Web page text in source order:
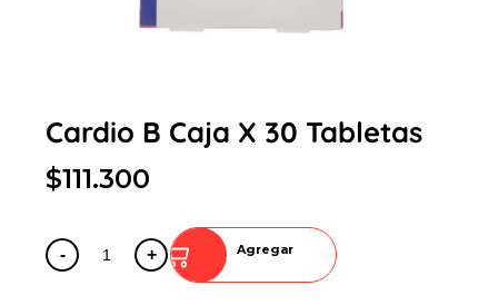
Cardio B Caja X 30 Tabletas
$111.300
- + Agregar